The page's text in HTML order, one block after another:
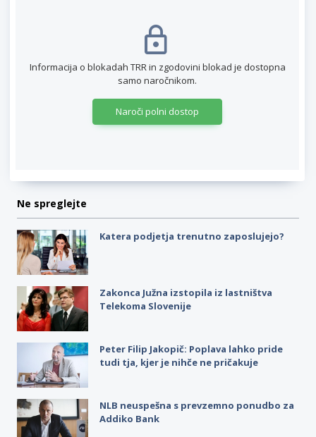
Informacija o blokadah TRR in zgodovini blokad je dostopna
samo naročnikom.
Naroči polni dostop
Ne spreglejte
Katera podjetja trenutno zaposlujejo?
Zakonca Južna izstopila iz lastništva
Telekoma Slovenije
Peter Filip Jakopič: Poplava lahko pride
tudi tja, kjer je nihče ne pričakuje
NLB neuspešna s prevzemno ponudbo za
Addiko Bank